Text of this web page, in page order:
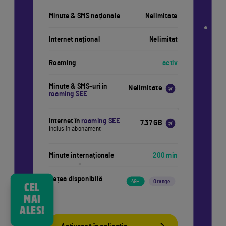
Minute & SMS naționale Nelimitate
Internet național Nelimitat
Roaming activ
Minute & SMS-uri în
roaming SEE
Nelimitate
Internet în roaming SEE
inclus în abonament
7.37 GB
Minute internaționale 200 min
Rețea disponibilă 4G+ Orange
CEL
MAI
ALES! •
•